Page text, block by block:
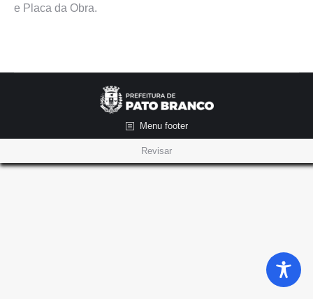
e Placa da Obra.
Menu footer
Revisar